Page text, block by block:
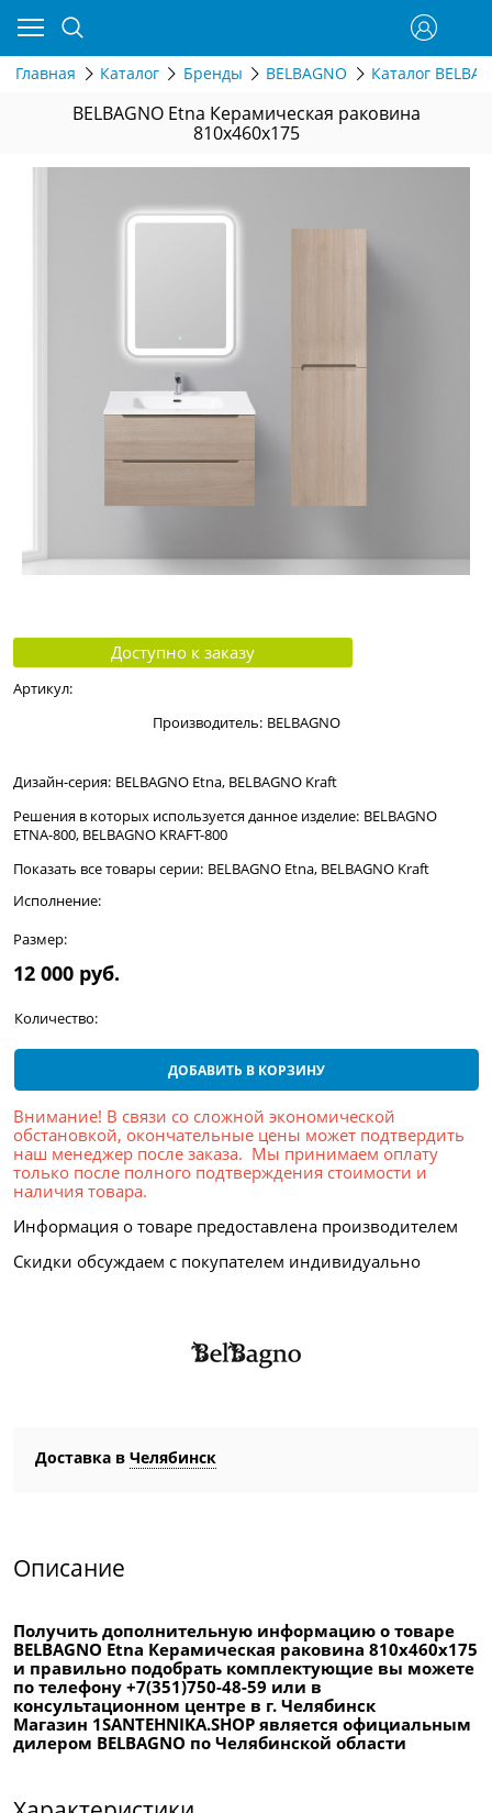
Главная Каталог Бренды BELBAGNO Каталог
BELBAGNO Etna Керамическая раковина
810x460x175
Доступно к заказу
Артикул:
Производитель: BELBAGNO
Дизайн-серия: BELBAGNO Etna, BELBAGNO Kraft
Решения в которых используется данное изделие: BELBAGNO
ETNA-800, BELBAGNO KRAFT-800
Показать все товары серии: BELBAGNO Etna, BELBAGNO Kraft
Исполнение:
Размер:
12 000 руб.
Количество:
ДОБАВИТЬ В КОРЗИНУ
Внимание! В связи со сложной экономической
обстановкой, окончательные цены может подтвердить
наш менеджер после заказа. Мы принимаем оплату
только после полного подтверждения стоимости и
наличия товара.
Информация о товаре предоставлена производителем
Скидки обсуждаем с покупателем индивидуально
Доставка в Челябинск
Описание
Получить дополнительную информацию о товаре
BELBAGNO Etna Керамическая раковина 810x460x175
и правильно подобрать комплектующие вы можете
по телефону +7(351)750-48-59 или в
консультационном центре в г. Челябинск
Магазин 1SANTEHNIKA.SHOP является официальным
дилером BELBAGNO по Челябинской области